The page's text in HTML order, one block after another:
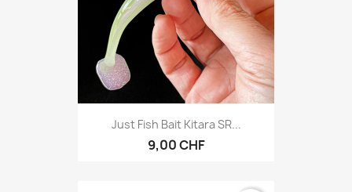
Just Fish Bait Kitara SR...
9,00 CHF